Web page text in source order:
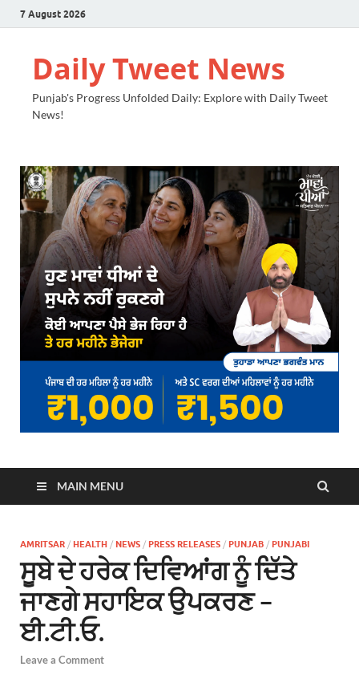
7 August 2026
Daily Tweet News
Punjab's Progress Unfolded Daily: Explore with Daily Tweet
News!
MAIN MENU
AMRITSAR / HEALTH / NEWS / PRESS RELEASES / PUNJAB / PUNJABI
ਸੂਬੇ ਦੇ ਹਰੇਕ ਦਿਵਿਆਂਗ ਨੂੰ ਦਿੱਤੇ
ਜਾਣਗੇ ਸਹਾਇਕ ਉਪਕਰਣ –
ਈ.ਟੀ.ਓ.
Leave a Comment